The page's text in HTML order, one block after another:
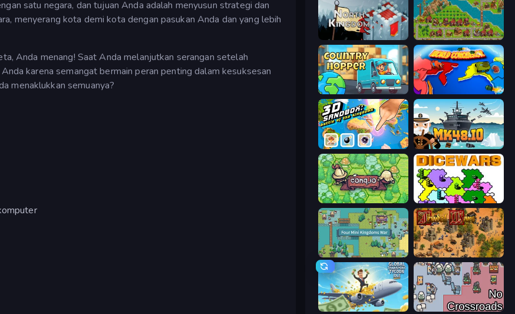
satu negara, dan tujuan Anda adalah menyusun strategi dan
menyerang kota demi kota dengan pasukan Anda dan yang lebih
Anda menang! Saat Anda melanjutkan serangan setelah
karena semangat bermain peran penting dalam kesuksesan
menaklukkan semuanya?
North Kingdom: Siege Castle City Idle
Country Hopper World Conqueror
3D Sandbox: Battle of the Kingdoms Mk48.io
Conq.io Dice Wars
Four Mini Kingdoms War Feudal Wars
Global Transport Tycoon Idle No Crossroads